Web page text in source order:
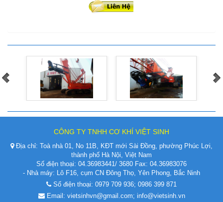
CÔNG TY TNHH CƠ KHÍ VIỆT SINH
Địa chỉ: Toà nhà 01, No 11B, KĐT mới Sài Đồng, phường Phúc Lợi,
thành phố Hà Nội, Việt Nam
Số điện thoại: 04.36983441/ 3680 Fax: 04.36983076
- Nhà máy: Lô F16, cụm CN Đông Thọ, Yên Phong, Bắc Ninh
Số điện thoại: 0979 709 936; 0986 399 871
Email: vietsinhvn@gmail.com; info@vietsinh.vn